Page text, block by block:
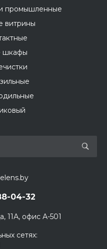
промышленные
витрины
шкафы
04-32
11А, офис А-501
сетях: